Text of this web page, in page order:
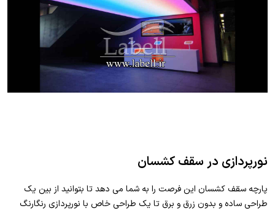
نورپردازی در سقف کشسان
پارچه سقف کشسان این فرصت را به شما می دهد تا بتوانید از بین یک
طراحی ساده و بدون زرق و برق تا یک طراحی خاص با نورپردازی رنگارنگ